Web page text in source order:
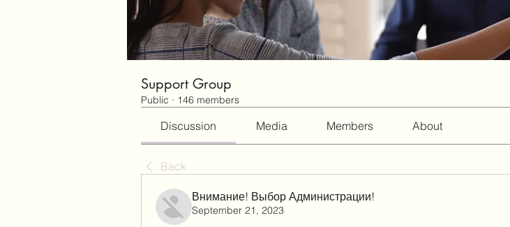
Support Group
Public · 146 members
Discussion Media Members About
Back
Внимание! Выбор Администрации!
September 21, 2023